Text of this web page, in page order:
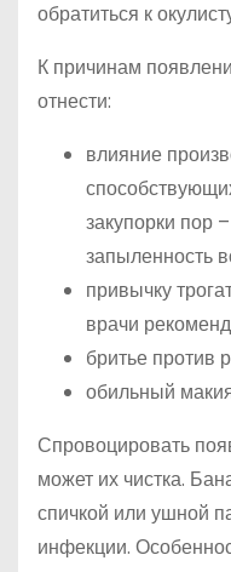
обратиться к
К причинам
отнести:
влияние
закупорки пор
запыленность
привычку
врачи
бритье против
обильный
Спровоцировать
может их чистка.
спичкой или ушной
инфекции.